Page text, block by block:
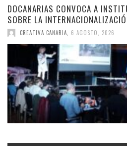
DOCANARIAS CONVOCA A
SOBRE LA
CREATIVA CANARIA 6 AGOSTO, 2026